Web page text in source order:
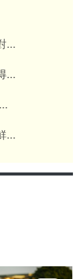
...
...
...